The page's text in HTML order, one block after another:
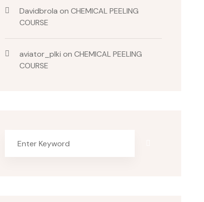
Davidbrola onCHEMICAL PEELING
COURSE
aviator_plki onCHEMICAL PEELING
COURSE